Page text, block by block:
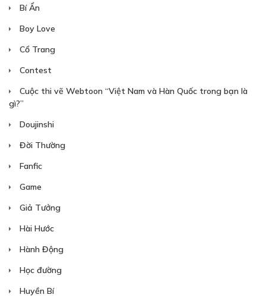
Bí Ẩn
Boy Love
Cổ Trang
Contest
Cuộc thi vẽ Webtoon “Việt Nam và Hàn Quốc trong bạn là
gì?”
Doujinshi
Đời Thường
Fanfic
Game
Giả Tưởng
Hài Hước
Hành Động
Học đường
Huyền Bí